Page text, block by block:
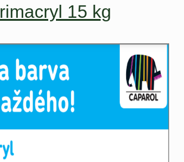
15 kg